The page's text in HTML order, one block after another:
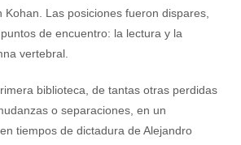
Kohan. Las posiciones fueron dispares,
de encuentro: la lectura y la
vertebral.
biblioteca, de tantas otras perdidas
o separaciones, en un
tiempos de dictadura de Alejandro